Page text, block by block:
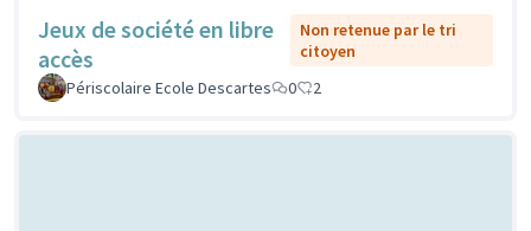
Jeux de société en libre
accès
Non retenue par le tri
citoyen
Périscolaire Ecole Descartes
0 2